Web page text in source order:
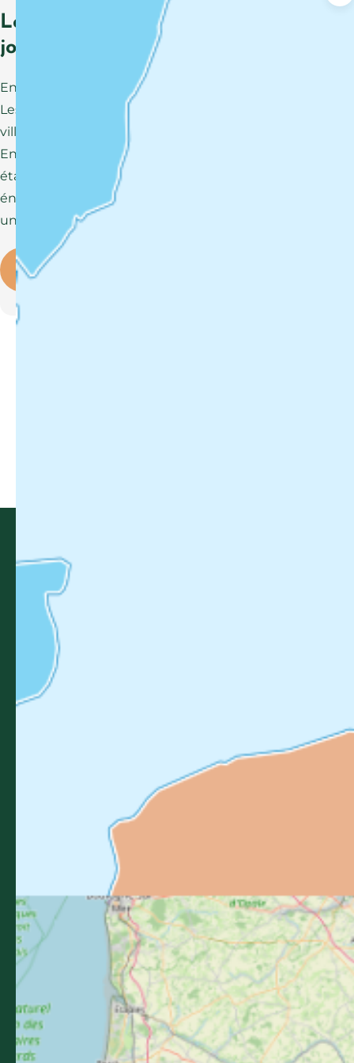
Les aventures légendaires à
jouer en famille
Envie d’une activité immersive en famille ?
Les jeux
villages, monuments et paysages autrement.
En suivant une histoire captivante, chaque
étape devient une découverte et chaque
énigme une nouvelle occasion de partager
un bon moment en famille.
Voir plus
Billetterie
Comment venir ?